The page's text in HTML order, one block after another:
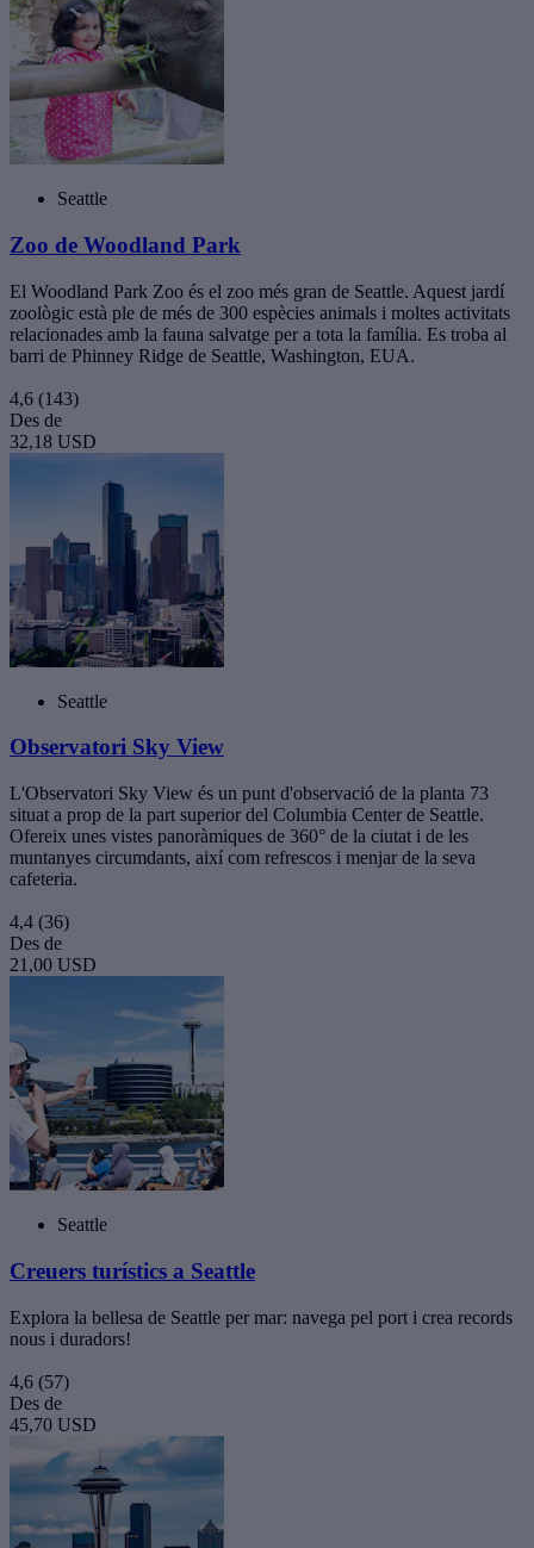
Seattle
Zoo de Woodland Park
El Woodland Park Zoo és el zoo més gran de Seattle. Aquest jardí
zoològic està ple de més de 300 espècies animals i moltes activitats
relacionades amb la fauna salvatge per a tota la família. Es troba al
barri de Phinney Ridge de Seattle, Washington, EUA.
4,6 (143)
Des de
32,18 USD
Seattle
Observatori Sky View
L'Observatori Sky View és un punt d'observació de la planta 73
situat a prop de la part superior del Columbia Center de Seattle.
Ofereix unes vistes panoràmiques de 360° de la ciutat i de les
muntanyes circumdants, així com refrescos i menjar de la seva
cafeteria.
4,4 (36)
Des de
21,00 USD
Seattle
Creuers turístics a Seattle
Explora la bellesa de Seattle per mar: navega pel port i crea records
nous i duradors!
4,6 (57)
Des de
45,70 USD